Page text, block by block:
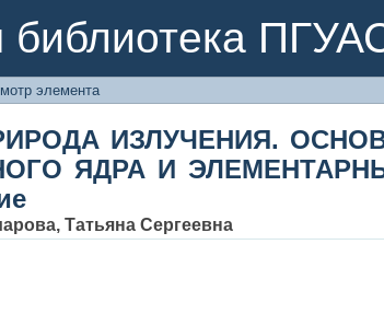
библиотека
ИЗЛУЧЕНИЯ.
ЧАСТИЦ.
элемента
ИЗЛУЧЕНИЯ.
ЯДРА И
Татьяна Сергеевна